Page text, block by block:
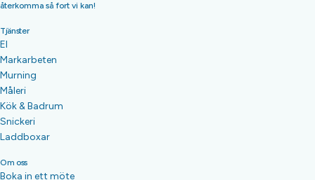
återkomma så fort vi kan!
Tjänster
El
Markarbeten
Murning
Måleri
Kök & Badrum
Snickeri
Laddboxar
Om oss
Boka in ett möte